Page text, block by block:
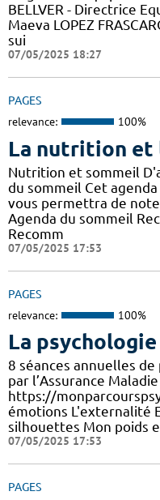
BELLVER - Directrice
Maeva LOPEZ
sui
07/05/2025 18:27
PAGES
relevance: 100%
La nutrition et
Nutrition et sommeil
du sommeil Cet
vous permettra de
Agenda du sommeil
Recomm
07/05/2025 17:53
PAGES
relevance: 100%
La psychologie
8 séances annuelles
par l’Assurance Maladie
https://
émotions L'externalité
silhouettes Mon poids
07/05/2025 17:53
PAGES